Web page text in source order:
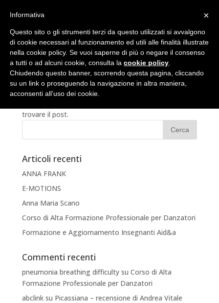
Nessun risultato
La pagina richiesta non è stata trovata. Affina la tua
trovare il post.
Articoli recenti
ANNA FRANK
E-MOTIONS
Anna Maria Scano
Corso di Alta Formazione Professionale per Danzatori
Formazione e Aggiornamento Insegnanti Aid&a
Commenti recenti
pneumonia breathing difficultysu Corso di Alta
Formazione Professionale per Danzatori
abclinksu Picassiana – recensione di Andrea Vitale
×
Informativa
Questo sito o gli strumenti terzi da questo utilizzati si avvalgono
di cookie necessari al funzionamento ed utili alle finalità illustrate
nella cookie policy. Se vuoi saperne di più o negare il consenso
a tutti o ad alcuni cookie, consulta la cookie policy
Chiudendo questo banner, scorrendo questa pagina, cliccando
su un link o proseguendo la navigazione in altra maniera,
acconsenti all’uso dei cookie.